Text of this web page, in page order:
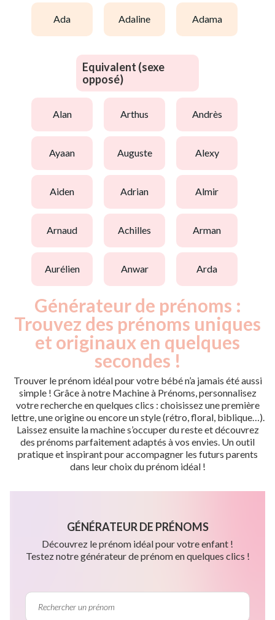
ada adaline adama
Equivalent (sexe
opposé)
alan arthus andrès
ayaan auguste alexy
aiden adrian almir
arnaud achilles arman
aurélien anwar arda
Générateur de prénoms :
Trouvez des prénoms uniques
et originaux en quelques
secondes !
Trouver le prénom idéal pour votre bébé n’a jamais été aussi
simple ! Grâce à notre Machine à Prénoms, personnalisez
votre recherche en quelques clics : choisissez une première
lettre, une origine ou encore un style (rétro, floral, biblique…).
Laissez ensuite la machine s’occuper du reste et découvrez
des prénoms parfaitement adaptés à vos envies. Un outil
pratique et inspirant pour accompagner les futurs parents
dans leur choix du prénom idéal !
GÉNÉRATEUR DE PRÉNOMS
Découvrez le prénom idéal pour votre enfant !
Testez notre générateur de prénom en quelques clics !